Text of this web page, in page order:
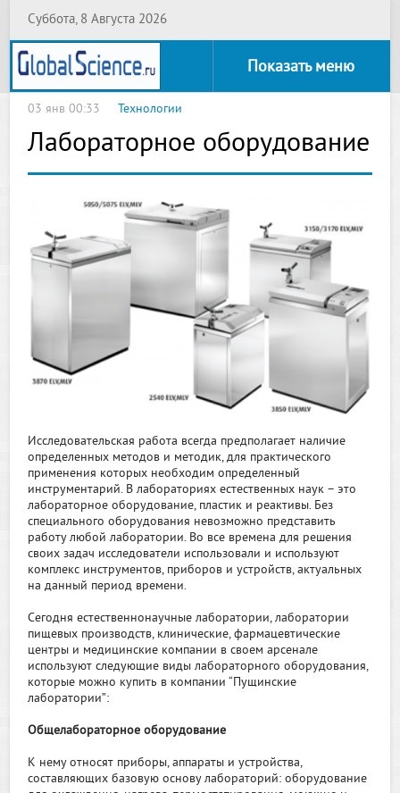
Суббота, 8 Августа 2026
Показать меню
03 янв 00:33 Технологии
Лабораторное оборудование
Исследовательская работа всегда предполагает наличие
определенных методов и методик, для практического
применения которых необходим определенный
инструментарий. В лабораториях естественных наук – это
лабораторное оборудование, пластик и реактивы. Без
специального оборудования невозможно представить
работу любой лаборатории. Во все времена для решения
своих задач исследователи использовали и используют
комплекс инструментов, приборов и устройств, актуальных
на данный период времени.
Сегодня естественнонаучные лаборатории, лаборатории
пищевых производств, клинические, фармацевтические
центры и медицинские компании в своем арсенале
используют следующие виды лабораторного оборудования,
которые можно купить в компании “Пущинские
лаборатории”:
Общелабораторное оборудование
К нему относят приборы, аппараты и устройства,
составляющих базовую основу лабораторий: оборудование